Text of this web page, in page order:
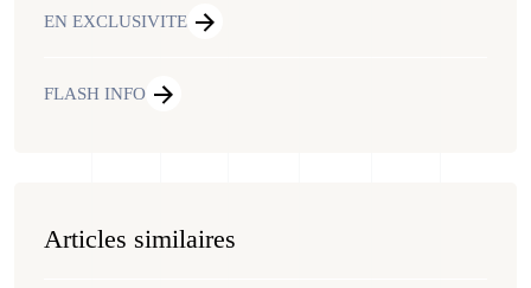
EN EXCLUSIVITE
FLASH INFO
Articles similaires